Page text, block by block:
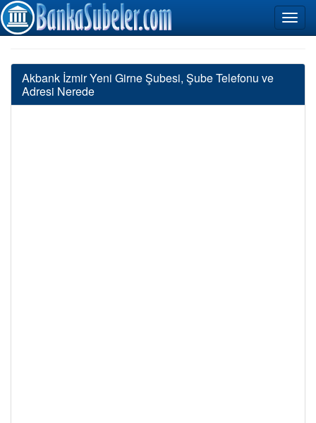
Akbank İzmir Yeni Girne Şubesi, Şube Telefonu ve
Adresi Nerede